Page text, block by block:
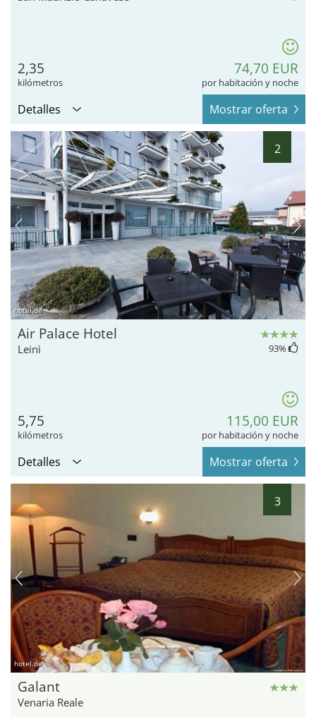
2,35
kilómetros
74,70 EUR
por habitación y noche
Detalles Mostrar oferta
2
hotel.de
Air Palace Hotel
Leinì 93%
5,75
kilómetros
115,00 EUR
por habitación y noche
Detalles Mostrar oferta
3
hotel.de
Galant
Venaria Reale